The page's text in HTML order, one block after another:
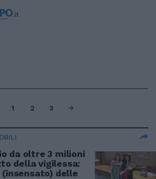
1 2 3
da oltre 3 milioni
della vigilessa:
delle